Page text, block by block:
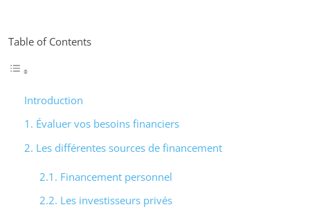
Table of Contents
Introduction
1. Évaluer vos besoins financiers
2. Les différentes sources de financement
2.1. Financement personnel
2.2. Les investisseurs privés